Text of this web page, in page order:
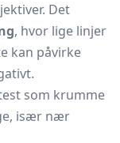
Det
, hvor lige linjer
kan påvirke
som krumme
især nær